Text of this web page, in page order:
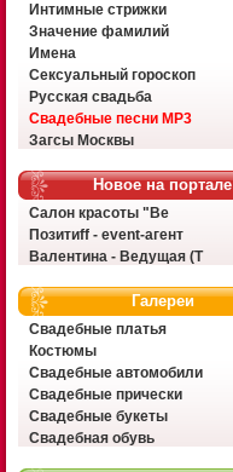
Интимные стрижки
Значение фамилий
Имена
Сексуальный гороскоп
Русская свадьба
Свадебные песни MP3
Загсы Москвы
Новое на портале
Салон красоты "Ве
Позитиff - event-агент
Валентина - Ведущая (Т
Галереи
Свадебные платья
Костюмы
Свадебные автомобили
Свадебные прически
Свадебные букеты
Свадебная обувь